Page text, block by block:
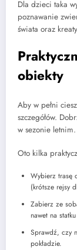
Dla dzieci taka
poznawanie
świata oraz
obiekty
Aby w pełni
szczegółów.
w sezonie letnim.
Oto kilka
Wybierz trasę
(krótsze rejsy
Zabierz ze
nawet na
Sprawdź, czy
pokładzie.